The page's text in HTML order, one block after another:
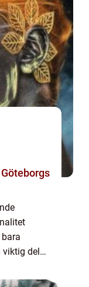
viktig del
artikel